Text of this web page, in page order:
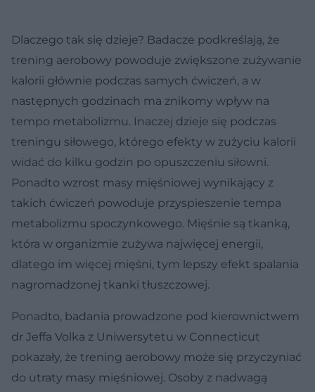
Dlaczego tak się dzieje? Badacze podkreślają, że
trening aerobowy powoduje zwiększone zużywanie
kalorii głównie podczas samych ćwiczeń, a w
następnych godzinach ma znikomy wpływ na
tempo metabolizmu. Inaczej dzieje się podczas
treningu siłowego, którego efekty w zużyciu kalorii
widać do kilku godzin po opuszczeniu siłowni.
Ponadto wzrost masy mięśniowej wynikający z
takich ćwiczeń powoduje przyspieszenie tempa
metabolizmu spoczynkowego. Mięśnie są tkanką,
która w organizmie zużywa najwięcej energii,
dlatego im więcej mięśni, tym lepszy efekt spalania
nagromadzonej tkanki tłuszczowej.
Ponadto, badania prowadzone pod kierownictwem
dr Jeffa Volka z Uniwersytetu w Connecticut
pokazały, że trening aerobowy może się przyczyniać
do utraty masy mięśniowej. Osoby z nadwagą